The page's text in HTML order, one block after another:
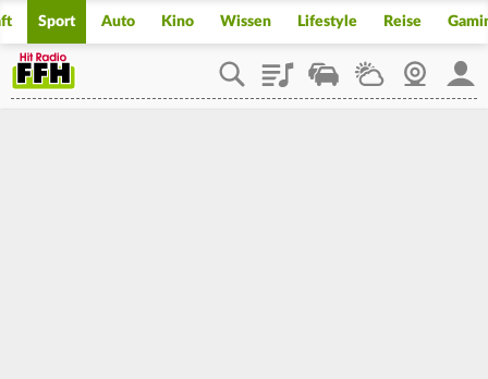
Sport Auto Kino Wissen Lifestyle Reise
PlaylistStaupilotWetterWebcam